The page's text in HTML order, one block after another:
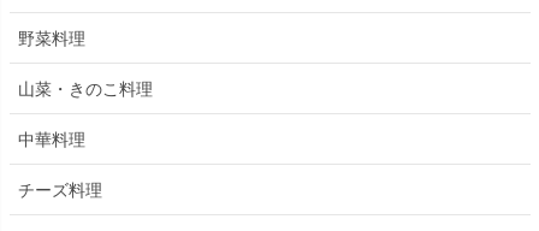
野菜料理
山菜・きのこ料理
中華料理
チーズ料理